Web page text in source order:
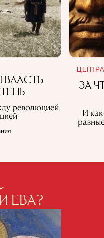
ВЛАСТЬ
революцией
ЗА
И
ЕВА?